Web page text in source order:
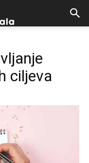
ciljeva